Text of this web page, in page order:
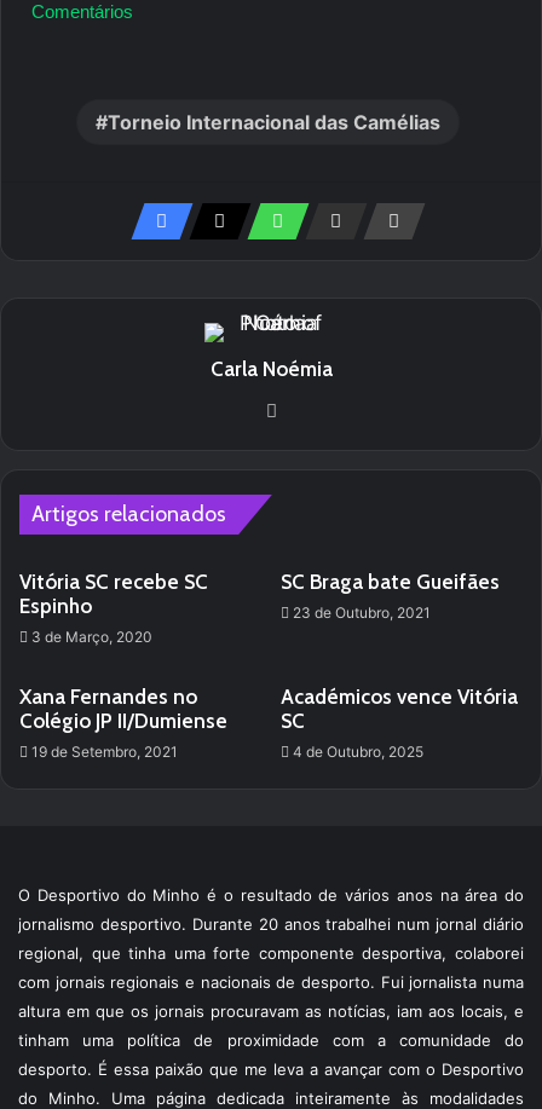
Comentários
Torneio Internacional das Camélias
Carla Noémia
Artigos relacionados
Vitória SC recebe SC
Espinho
3 de Março, 2020
SC Braga bate Gueifães
23 de Outubro, 2021
Xana Fernandes no
Colégio JP II/Dumiense
19 de Setembro, 2021
Académicos vence Vitória
SC
4 de Outubro, 2025
O Desportivo do Minho é o resultado de vários anos na área do
jornalismo desportivo. Durante 20 anos trabalhei num jornal diário
regional, que tinha uma forte componente desportiva, colaborei
com jornais regionais e nacionais de desporto. Fui jornalista numa
altura em que os jornais procuravam as notícias, iam aos locais, e
tinham uma política de proximidade com a comunidade do
desporto. É essa paixão que me leva a avançar com o Desportivo
do Minho. Uma página dedicada inteiramente às modalidades